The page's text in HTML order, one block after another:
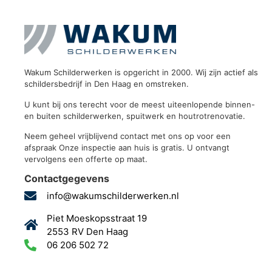
Wakum Schilderwerken is opgericht in 2000. Wij zijn actief als
schildersbedrijf in Den Haag en omstreken.
U kunt bij ons terecht voor de meest uiteenlopende binnen-
en buiten schilderwerken, spuitwerk en houtrotrenovatie.
Neem geheel vrijblijvend contact met ons op voor een
afspraak Onze inspectie aan huis is gratis. U ontvangt
vervolgens een offerte op maat.
Contactgegevens
info@wakumschilderwerken.nl
Piet Moeskopsstraat 19
2553 RV Den Haag
06 206 502 72